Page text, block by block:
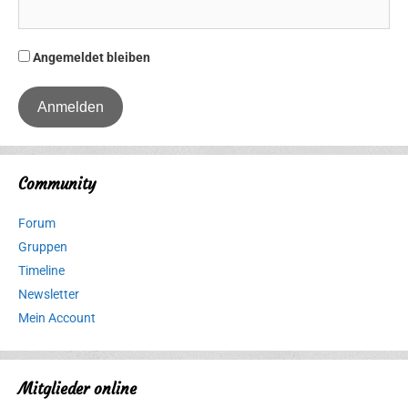
Angemeldet bleiben
Community
Forum
Gruppen
Timeline
Newsletter
Mein Account
Mitglieder online